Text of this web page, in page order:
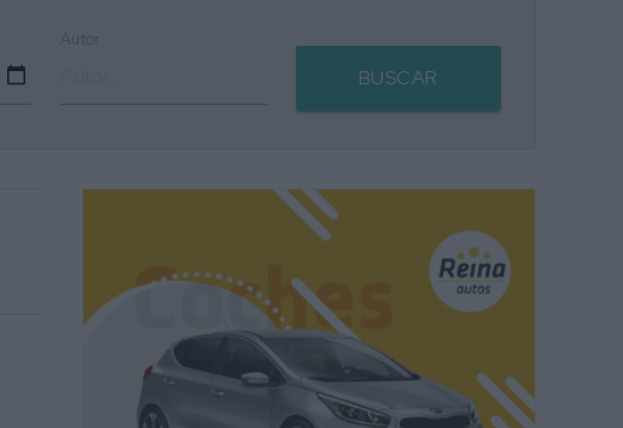
BUSCAR